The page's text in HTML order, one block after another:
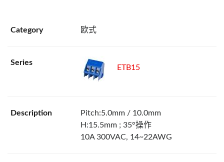
欧式
ETB15
Pitch:5.0mm / 10.0mm
H:15.5mm ; 35°操作
10A 300VAC, 14~22AWG